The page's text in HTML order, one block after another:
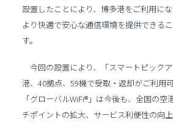
設置したことにより、博多港をご利用にな
より快適で安心な通信環境を提供できる
す。
今回の設置により、「スマートピック
港、40拠点、59機で受取・返却がご利用
「グローバルWiFi®」は今後も、全国の空
チポイントの拡大、サービス利便性の向